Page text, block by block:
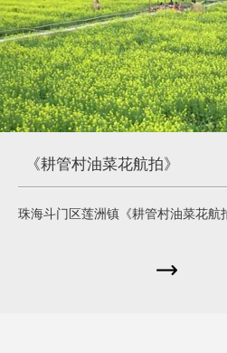
《耕管村油菜花航拍》
珠海斗门区莲洲镇《耕管村油菜花航